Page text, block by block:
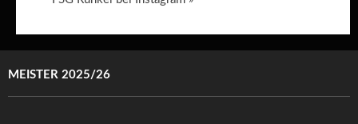
MEISTER 2025/26